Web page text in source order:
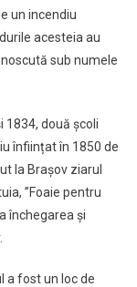
un incendiu
acesteia au
sub numele
1834, două școli
înființat în 1850 de
la Brașov ziarul
”Foaie pentru
închegarea și
a fost un loc de